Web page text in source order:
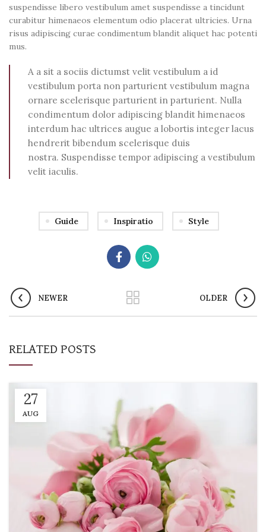
suspendisse libero vestibulum amet suspendisse a tincidunt
curabitur himenaeos elementum odio placerat ultricies. Urna
risus adipiscing curae condimentum blandit aliquet hac potenti
mus.
A a sit a sociis dictumst velit vestibulum a id
vestibulum porta non parturient vestibulum magna
ornare scelerisque parturient in parturient. Nulla
condimentum dolor adipiscing blandit himenaeos
interdum hac ultrices augue a lobortis integer lacus
hendrerit bibendum scelerisque duis
nostra. Suspendisse tempor adipiscing a vestibulum
velit iaculis.
Guide Inspiratio Style
NEWER OLDER
RELATED POSTS
27
AUG